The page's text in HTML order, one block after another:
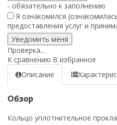
- обязательно к заполнению
Я ознакомился
предоставления услуг и
Проверка...
К сравнению В избранное
Описание
Обзор
Кольцо уплотнительное